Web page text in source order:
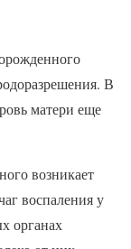
В
матери еще
возникает
воспаления у
органах